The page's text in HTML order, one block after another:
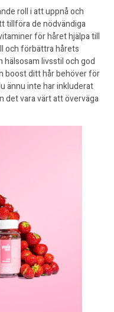
roll i att uppnå och
tillföra de nödvändiga
för håret hjälpa till
och förbättra hårets
hälsosam livsstil och god
boost ditt hår behöver för
ännu inte har inkluderat
det vara värt att överväga